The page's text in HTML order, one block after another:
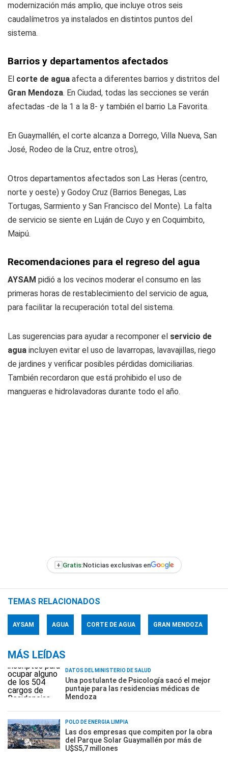
modernización más amplio, que incluye otros seis
caudalímetros ya instalados en distintos puntos del
sistema.
Barrios y departamentos afectados
El corte de agua afecta a diferentes barrios y distritos del
Gran Mendoza. En Ciudad, todas las secciones se verán
afectadas -de la 1 a la 8- y también el barrio La Favorita.
En Guaymallén, el corte alcanza a Dorrego, Villa Nueva, San
José, Rodeo de la Cruz, entre otros),
Otros departamentos afectados son Las Heras (centro,
norte y oeste) y Godoy Cruz (Barrios Benegas, Las
Tortugas, Sarmiento y San Francisco del Monte). La falta
de servicio se siente en Luján de Cuyo y en Coquimbito,
Maipú.
Recomendaciones para el regreso del agua
AYSAM pidió a los vecinos moderar el consumo en las
primeras horas de restablecimiento del servicio de agua,
para facilitar la recuperación total del sistema.
Las sugerencias para ayudar a recomponer el servicio de
agua incluyen evitar el uso de lavarropas, lavavajillas, riego
de jardines y verificar posibles pérdidas domiciliarias.
También recordaron que está prohibido el uso de
mangueras e hidrolavadoras durante todo el año.
+ Gratis:Noticias exclusivas en
TEMAS RELACIONADOS
AYSAM AGUA CORTE DE AGUA GRAN MENDOZA
MÁS LEÍDAS
DATOS DEL MINISTERIO DE SALUD
Una postulante de Psicología sacó el mejor
puntaje para las residencias médicas de
Mendoza
POLO DE ENERGÍA LIMPIA
Las dos empresas que compiten por la obra
del Parque Solar Guaymallén por más de
U$S5,7 millones